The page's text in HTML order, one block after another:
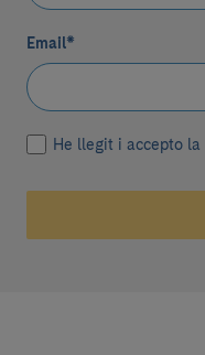
Email*
He llegit i accepto la